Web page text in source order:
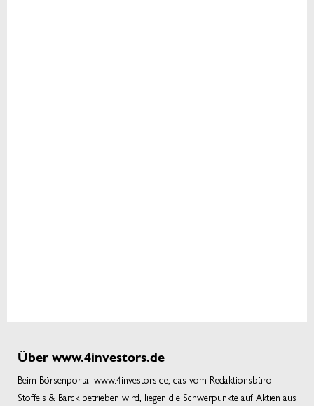
Über www.4investors.de
Beim Börsenportal www.4investors.de, das vom Redaktionsbüro
Stoffels & Barck betrieben wird, liegen die Schwerpunkte auf Aktien aus